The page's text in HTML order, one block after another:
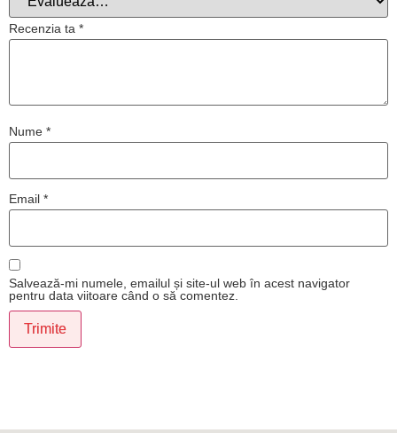
Recenzia ta *
Nume *
Email *
Salvează-mi numele, emailul și site-ul web în acest navigator
pentru data viitoare când o să comentez.